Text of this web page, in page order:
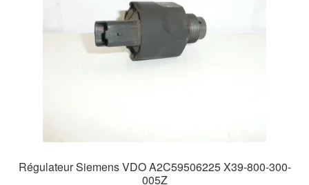
Régulateur Siemens VDO A2C59506225 X39-800-300-
005Z